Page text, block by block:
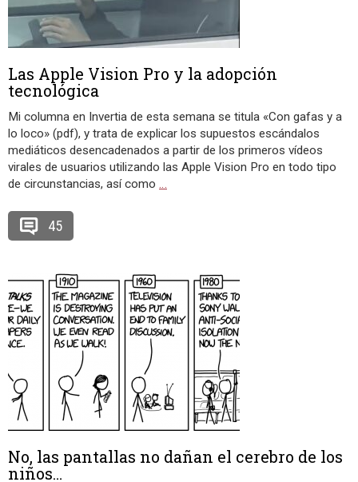
Las Apple Vision Pro y la adopción
tecnológica
Mi columna en Invertia de esta semana se titula «Con gafas y a
lo loco» (pdf), y trata de explicar los supuestos escándalos
mediáticos desencadenados a partir de los primeros vídeos
virales de usuarios utilizando las Apple Vision Pro en todo tipo
de circunstancias, así como …
45
No, las pantallas no dañan el cerebro de los
niños…